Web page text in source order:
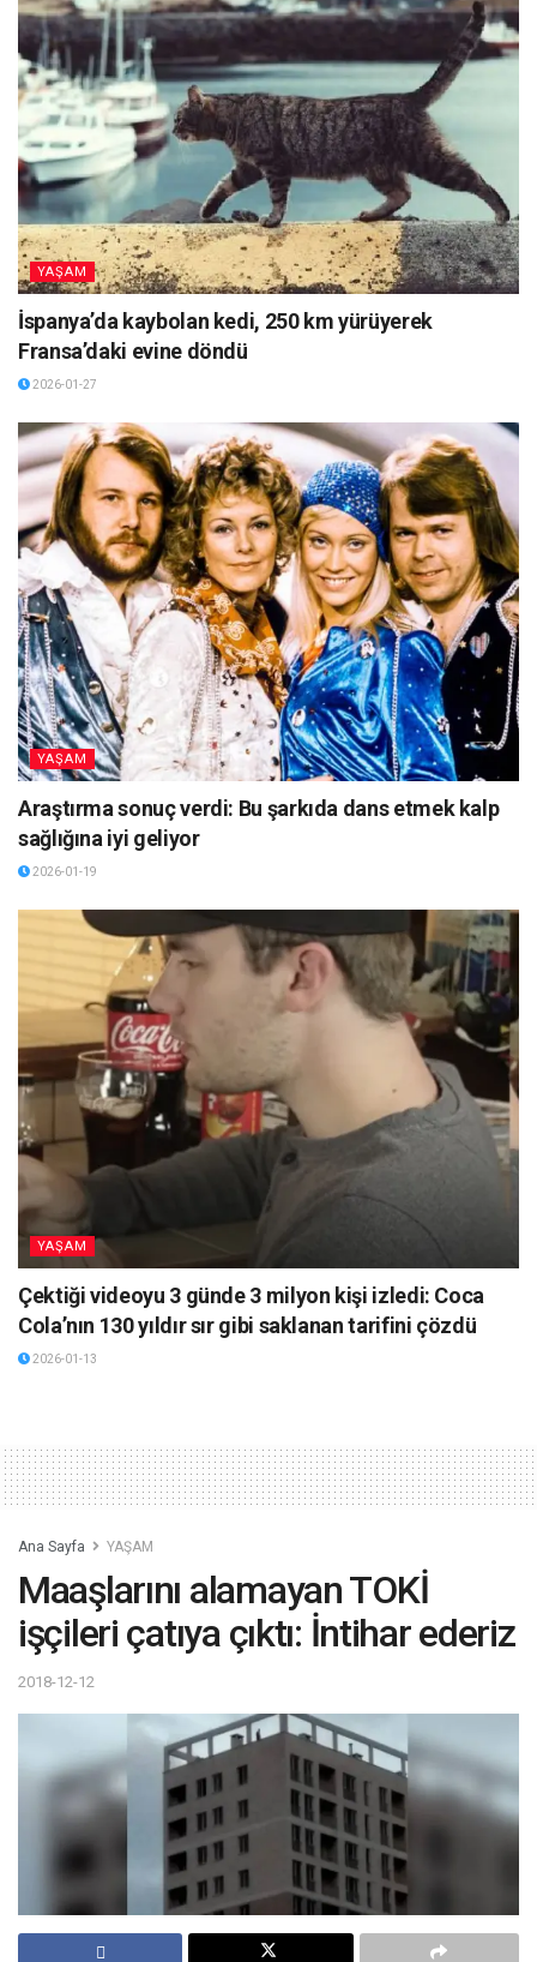
YAŞAM
İspanya’da kaybolan kedi, 250 km yürüyerek
Fransa’daki evine döndü
2026-01-27
YAŞAM
Araştırma sonuç verdi: Bu şarkıda dans etmek kalp
sağlığına iyi geliyor
2026-01-19
YAŞAM
Çektiği videoyu 3 günde 3 milyon kişi izledi: Coca
Cola’nın 130 yıldır sır gibi saklanan tarifini çözdü
2026-01-13
Ana Sayfa YAŞAM
Maaşlarını alamayan TOKİ
işçileri çatıya çıktı: İntihar ederiz
2018-12-12